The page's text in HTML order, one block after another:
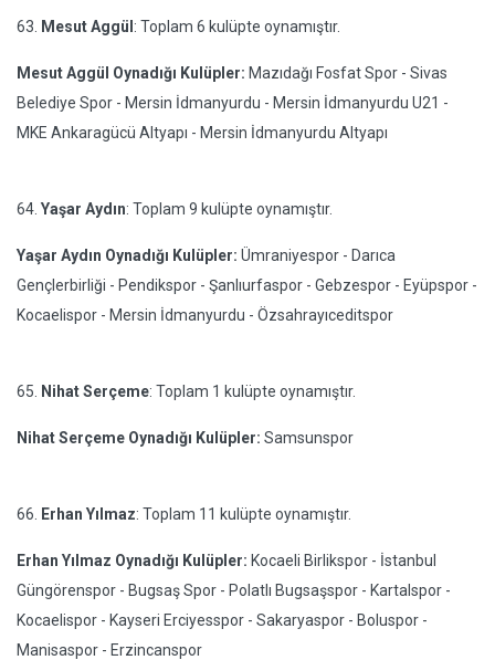
63. Mesut Aggül : Toplam 6 kulüpte oynamıştır.
Mesut Aggül Oynadığı Kulüpler: Mazıdağı Fosfat Spor - Sivas
Belediye Spor - Mersin İdmanyurdu - Mersin İdmanyurdu U21 -
MKE Ankaragücü Altyapı - Mersin İdmanyurdu Altyapı
64. Yaşar Aydın: Toplam 9 kulüpte oynamıştır.
Yaşar Aydın Oynadığı Kulüpler: Ümraniyespor - Darıca
Gençlerbirliği - Pendikspor - Şanlıurfaspor - Gebzespor - Eyüpspor -
Kocaelispor - Mersin İdmanyurdu - Özsahrayıceditspor
65. Nihat Serçeme: Toplam 1 kulüpte oynamıştır.
Nihat Serçeme Oynadığı Kulüpler: Samsunspor
66. Erhan Yılmaz: Toplam 11 kulüpte oynamıştır.
Erhan Yılmaz Oynadığı Kulüpler: Kocaeli Birlikspor - İstanbul
Güngörenspor - Bugsaş Spor - Polatlı Bugsaşspor - Kartalspor -
Kocaelispor - Kayseri Erciyesspor - Sakaryaspor - Boluspor -
Manisaspor - Erzincanspor